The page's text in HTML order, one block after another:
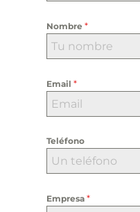
Nombre *
Email *
Teléfono
Empresa *